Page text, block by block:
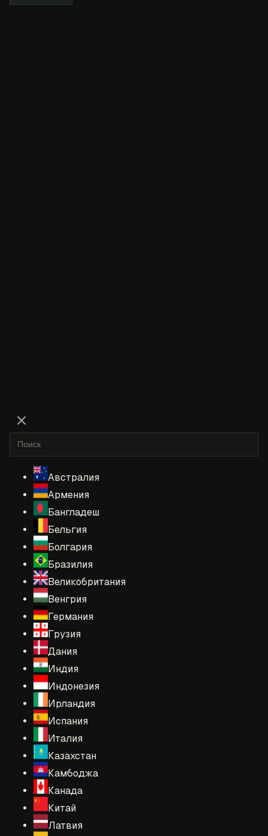
Австралия
Армения
Бангладеш
Бельгия
Болгария
Бразилия
Великобритания
Венгрия
Германия
Грузия
Дания
Индия
Индонезия
Ирландия
Испания
Италия
Казахстан
Камбоджа
Канада
Китай
Латвия